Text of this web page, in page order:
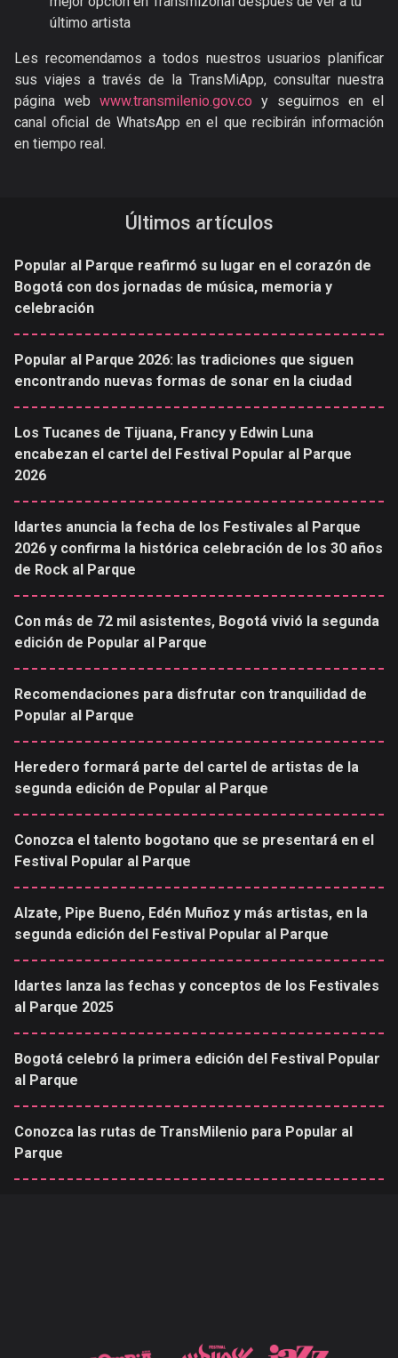
último artista
Les recomendamos a todos nuestros usuarios planificar
sus viajes a través de la TransMiApp, consultar nuestra
página web www.transmilenio.gov.co y seguirnos en el
canal oficial de WhatsApp en el que recibirán información
en tiempo real.
Últimos artículos
Popular al Parque reafirmó su lugar en el corazón de
Bogotá con dos jornadas de música, memoria y
celebración
Popular al Parque 2026: las tradiciones que siguen
encontrando nuevas formas de sonar en la ciudad
Los Tucanes de Tijuana, Francy y Edwin Luna
encabezan el cartel del Festival Popular al Parque
2026
Idartes anuncia la fecha de los Festivales al Parque
2026 y confirma la histórica celebración de los 30 años
de Rock al Parque
Con más de 72 mil asistentes, Bogotá vivió la segunda
edición de Popular al Parque
Recomendaciones para disfrutar con tranquilidad de
Popular al Parque
Heredero formará parte del cartel de artistas de la
segunda edición de Popular al Parque
Conozca el talento bogotano que se presentará en el
Festival Popular al Parque
Alzate, Pipe Bueno, Edén Muñoz y más artistas, en la
segunda edición del Festival Popular al Parque
Idartes lanza las fechas y conceptos de los Festivales
al Parque 2025
Bogotá celebró la primera edición del Festival Popular
al Parque
Conozca las rutas de TransMilenio para Popular al
Parque